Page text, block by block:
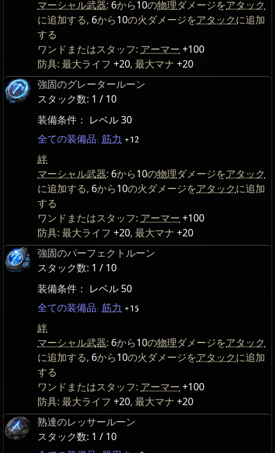
マーシャル武器: 6から10の物理ダメージをアタック
に追加する, 6から10の火ダメージをアタックに追加
する
ワンドまたはスタッフ: アーマー +100
防具: 最大ライフ +20, 最大マナ +20
強固のグレータールーン
スタック数: 1 / 10
装備条件： レベル 30
全ての装備品: 筋力 +12
絆
マーシャル武器: 6から10の物理ダメージをアタック
に追加する, 6から10の火ダメージをアタックに追加
する
ワンドまたはスタッフ: アーマー +100
防具: 最大ライフ +20, 最大マナ +20
強固のパーフェクトルーン
スタック数: 1 / 10
装備条件： レベル 50
全ての装備品: 筋力 +15
絆
マーシャル武器: 6から10の物理ダメージをアタック
に追加する, 6から10の火ダメージをアタックに追加
する
ワンドまたはスタッフ: アーマー +100
防具: 最大ライフ +20, 最大マナ +20
熟達のレッサールーン
スタック数: 1 / 10